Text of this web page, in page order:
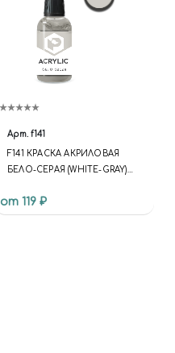
Арт. f141
F141 КРАСКА АКРИЛОВАЯ
БЕЛО-СЕРАЯ (WHITE-GRAY)
от 119 ₽